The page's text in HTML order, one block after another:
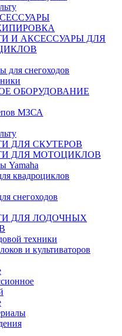
И АКСЕССУАРЫ ДЛЯ
для снегоходов
ОБОРУДОВАНИЕ
МЗСА
ДЛЯ СКУТЕРОВ
ДЛЯ МОТОЦИКЛОВ
Yamaha
квадроциклов
снегоходов
ДЛЯ ЛОДОЧНЫХ
техники
и культиваторов